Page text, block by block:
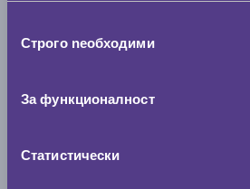
наСтрого nеобходими
За функционалност
Статистически